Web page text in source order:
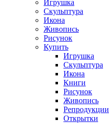
Игрушка
Скульптура
Икона
Живопись
Рисунок
Купить
Игрушка
Скульптура
Икона
Книги
Рисунок
Живопись
Репродукции
Открытки